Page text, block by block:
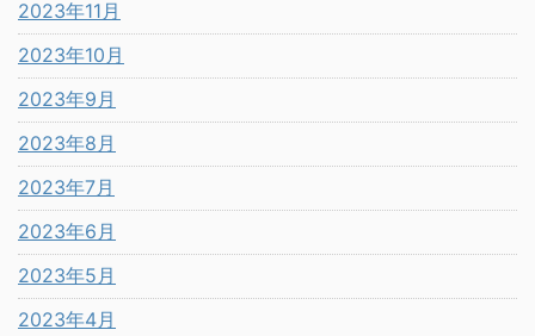
2023年11月
2023年10月
2023年9月
2023年8月
2023年7月
2023年6月
2023年5月
2023年4月